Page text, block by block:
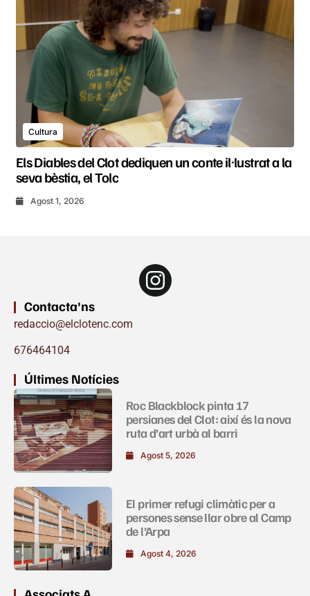
Cultura
Els Diables del Clot dediquen un conte il·lustrat a la
seva bèstia, el Tolc
Agost 1, 2026
Contacta'ns
redaccio@elclotenc.com
676464104
Últimes Notícies
Roc Blackblock pinta 17
persianes del Clot: així és la nova
ruta d’art urbà al barri
Agost 5, 2026
El primer refugi climàtic per a
persones sense llar obre al Camp
de l’Arpa
Agost 4, 2026